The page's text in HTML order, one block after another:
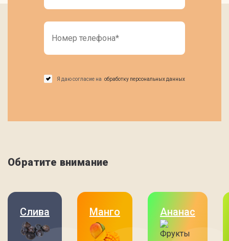
Я даю согласие на обработку персональных данных
Обратите внимание
Слива Манго Ананас